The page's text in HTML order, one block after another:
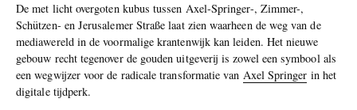
De met licht overgoten kubus tussen Axel-Springer-, Zimmer-,
Schützen- en Jerusalemer Straße laat zien waarheen de weg van de
mediawereld in de voormalige krantenwijk kan leiden. Het nieuwe
gebouw recht tegenover de gouden uitgeverij is zowel een symbool als
een wegwijzer voor de radicale transformatie van Axel Springer in het
digitale tijdperk.